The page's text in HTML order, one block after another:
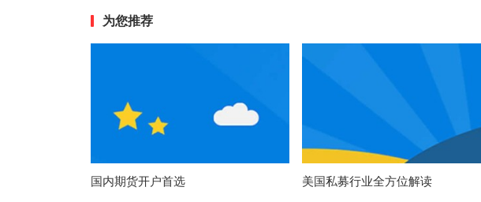
为您推荐
国内期货开户首选 美国私募行业全方位解读